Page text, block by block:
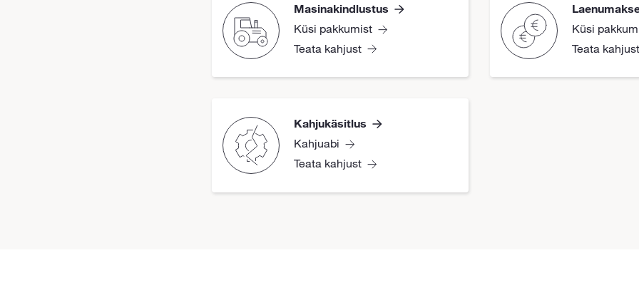
Masinakindlustus
Küsi pakkumist
Teata kahjust
Küsi
Teata kahjust
Kahjukäsitlus
Kahjuabi
Teata kahjust